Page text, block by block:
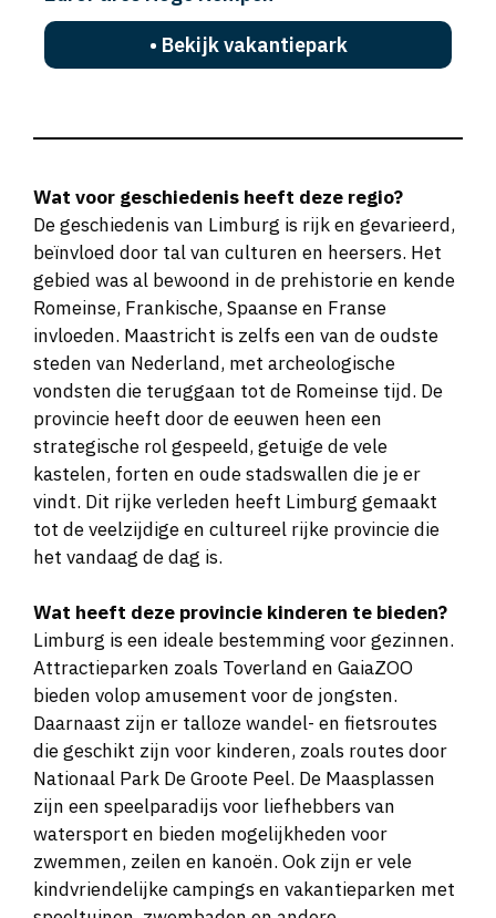
EuroParcs Hoge Kempen
Wat voor geschiedenis heeft deze regio?
De geschiedenis van Limburg is rijk en gevarieerd,
beïnvloed door tal van culturen en heersers. Het
gebied was al bewoond in de prehistorie en kende
Romeinse, Frankische, Spaanse en Franse
invloeden. Maastricht is zelfs een van de oudste
steden van Nederland, met archeologische
vondsten die teruggaan tot de Romeinse tijd. De
provincie heeft door de eeuwen heen een
strategische rol gespeeld, getuige de vele
kastelen, forten en oude stadswallen die je er
vindt. Dit rijke verleden heeft Limburg gemaakt
tot de veelzijdige en cultureel rijke provincie die
Wat heeft deze provincie kinderen te bieden?
Limburg is een ideale bestemming voor gezinnen.
Attractieparken zoals Toverland en GaiaZOO
bieden volop amusement voor de jongsten.
Daarnaast zijn er talloze wandel- en fietsroutes
die geschikt zijn voor kinderen, zoals routes door
Nationaal Park De Groote Peel. De Maasplassen
zijn een speelparadijs voor liefhebbers van
watersport en bieden mogelijkheden voor
zwemmen, zeilen en kanoën. Ook zijn er vele